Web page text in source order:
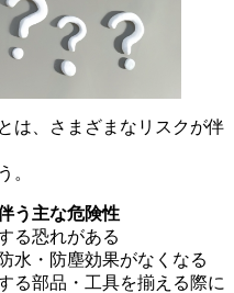
は、さまざまなリスクが伴
。
う主な危険性
る恐れがある
水・防塵効果がなくなる
る部品・工具を揃える際に